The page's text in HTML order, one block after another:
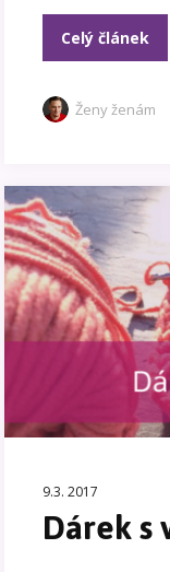
Celý článek
Ženy ženám
9.3. 2017
Dárek s